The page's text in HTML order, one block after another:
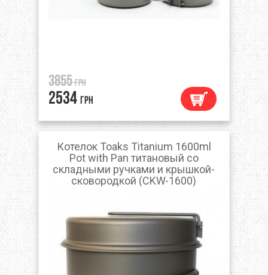
3855 грн
2534 грн
Котелок Toaks Titanium 1600ml
Pot with Pan титановый со
складными ручками и крышкой-
сковородкой (CKW-1600)